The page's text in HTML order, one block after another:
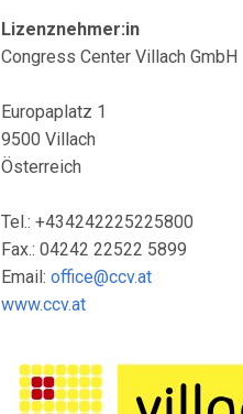
Lizenznehmer:in
Congress Center Villach GmbH
Europaplatz 1
9500 Villach
Österreich
Tel.: +434242225225800
Fax.: 04242 22522 5899
Email: office@ccv.at
www.ccv.at